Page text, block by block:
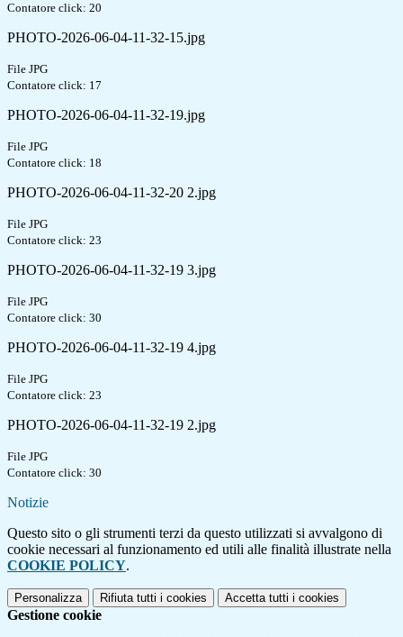
Contatore click: 20
PHOTO-2026-06-04-11-32-15.jpg
File JPG
Contatore click: 17
PHOTO-2026-06-04-11-32-19.jpg
File JPG
Contatore click: 18
PHOTO-2026-06-04-11-32-20 2.jpg
File JPG
Contatore click: 23
PHOTO-2026-06-04-11-32-19 3.jpg
File JPG
Contatore click: 30
PHOTO-2026-06-04-11-32-19 4.jpg
File JPG
Contatore click: 23
PHOTO-2026-06-04-11-32-19 2.jpg
File JPG
Contatore click: 30
Notizie
Questo sito o gli strumenti terzi da questo utilizzati si avvalgono di
cookie necessari al funzionamento ed utili alle finalità illustrate nella
COOKIE POLICY.
Personalizza Rifiuta tutti i cookies Accetta tutti i cookies
Gestione cookie